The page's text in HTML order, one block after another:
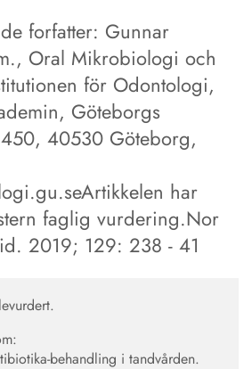
forfatter: Gunnar
Oral Mikrobiologi och
för Odontologi,
Göteborgs
40530 Göteborg,
har
faglig vurdering.Nor
2019; 129: 238 - 41
behandling i tandvården.